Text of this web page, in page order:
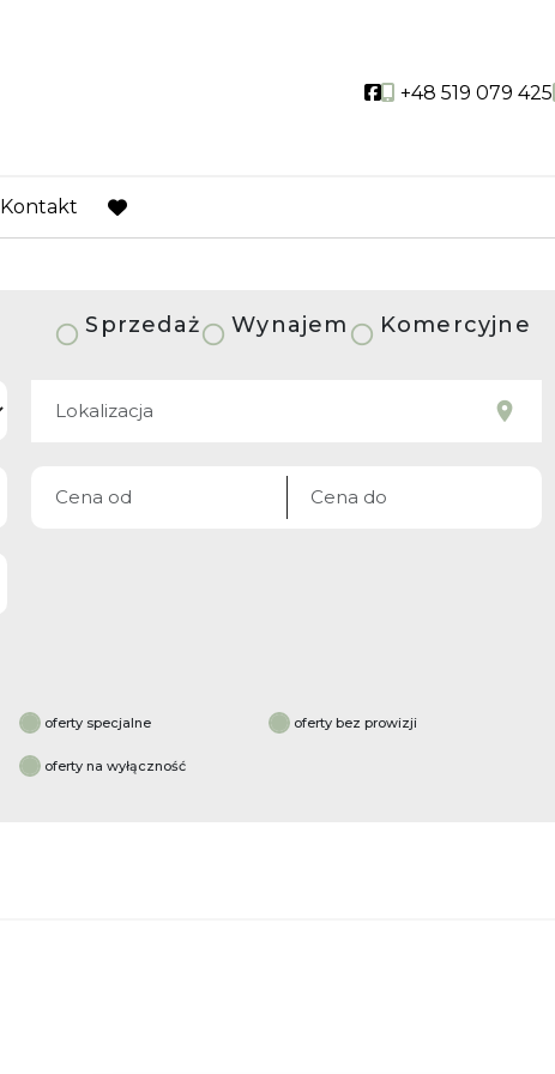
Social link
+48 519 079 425
Kontakt
favorite
Sprzedaż Wynajem Komercyjne
oferty specjalne oferty bez prowizji
oferty na wyłączność